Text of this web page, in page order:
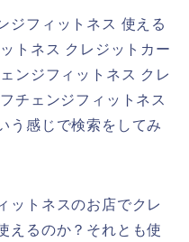
ジフィットネス 使える
トネス クレジットカー
ンジフィットネス クレ
チェンジフィットネス
感じで検索をしてみ
ットネスのお店でクレ
えるのか？それとも使